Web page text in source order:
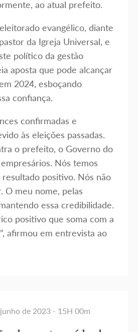
ao atual prefeito.
evangélico, diante
da Igreja Universal, e
político da gestão
aposta que pode alcançar
2024, esboçando
confiança.
confirmadas e
às eleições passadas.
o prefeito, o Governo do
Nós temos
positivo. Nós não
O meu nome, pelas
essa credibilidade.
positivo que soma com a
afirmou em entrevista ao
de 2023 - 15H 00m